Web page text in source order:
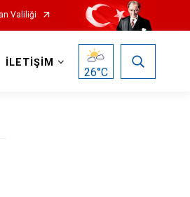
Valiliği
İLETİŞİM
26°C